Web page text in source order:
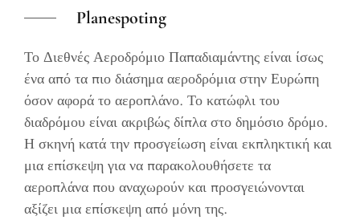
Planespoting
Το Διεθνές Αεροδρόμιο Παπαδιαμάντης είναι ίσως
ένα από τα πιο διάσημα αεροδρόμια στην Ευρώπη
όσον αφορά το αεροπλάνο. Το κατώφλι του
διαδρόμου είναι ακριβώς δίπλα στο δημόσιο δρόμο.
Η σκηνή κατά την προσγείωση είναι εκπληκτική και
μια επίσκεψη για να παρακολουθήσετε τα
αεροπλάνα που αναχωρούν και προσγειώνονται
αξίζει μια επίσκεψη από μόνη της.